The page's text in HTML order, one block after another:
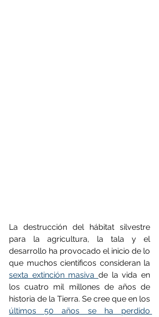
La destrucción del hábitat silvestre
para la agricultura, la tala y el
desarrollo ha provocado el inicio de lo
sexta extinción masiva de la vida en
los cuatro mil millones de años de
últimos 50 años se ha perdido